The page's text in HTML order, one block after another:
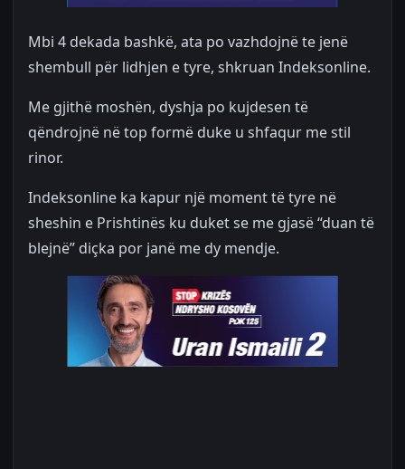
Mbi 4 dekada bashkë, ata po vazhdojnë te jenë
shembull për lidhjen e tyre, shkruan Indeksonline.
Me gjithë moshën, dyshja po kujdesen të
qëndrojnë në top formë duke u shfaqur me stil
rinor.
Indeksonline ka kapur një moment të tyre në
sheshin e Prishtinës ku duket se me gjasë “duan të
blejnë” diçka por janë me dy mendje.